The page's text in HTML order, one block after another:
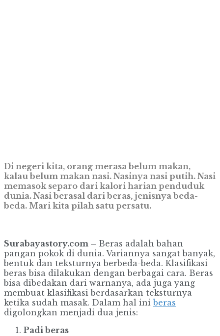
Di negeri kita, orang merasa belum makan,
kalau belum makan nasi. Nasinya nasi putih. Nasi
memasok separo dari kalori harian penduduk
dunia. Nasi berasal dari beras, jenisnya beda-
beda. Mari kita pilah satu persatu.
Surabayastory.com – Beras adalah bahan
pangan pokok di dunia. Variannya sangat banyak,
bentuk dan teksturnya berbeda-beda. Klasifikasi
beras bisa dilakukan dengan berbagai cara. Beras
bisa dibedakan dari warnanya, ada juga yang
membuat klasifikasi berdasarkan teksturnya
ketika sudah masak. Dalam hal iniberas
digolongkan menjadi dua jenis:
Padi beras